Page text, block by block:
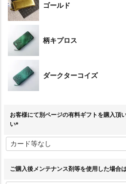
ゴールド
柄キプロス
ダークターコイズ
お客様にて別ページの有料ギフトを購入頂
い
必
須
ご購入後メンテナンス剤等を使用した場合